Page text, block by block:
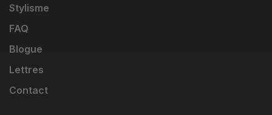
Stylisme
FAQ
Blogue
Lettres
Contact